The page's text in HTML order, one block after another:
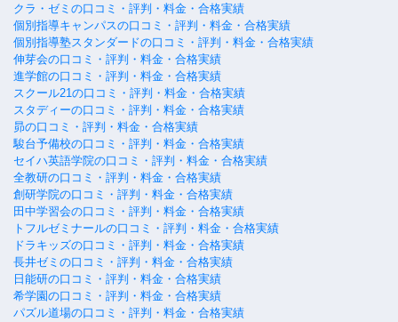
クラ・ゼミの口コミ・評判・料金・合格実績
個別指導キャンパスの口コミ・評判・料金・合格実績
個別指導塾スタンダードの口コミ・評判・料金・合格実績
伸芽会の口コミ・評判・料金・合格実績
進学館の口コミ・評判・料金・合格実績
スクール21の口コミ・評判・料金・合格実績
スタディーの口コミ・評判・料金・合格実績
昴の口コミ・評判・料金・合格実績
駿台予備校の口コミ・評判・料金・合格実績
セイハ英語学院の口コミ・評判・料金・合格実績
全教研の口コミ・評判・料金・合格実績
創研学院の口コミ・評判・料金・合格実績
田中学習会の口コミ・評判・料金・合格実績
トフルゼミナールの口コミ・評判・料金・合格実績
ドラキッズの口コミ・評判・料金・合格実績
長井ゼミの口コミ・評判・料金・合格実績
日能研の口コミ・評判・料金・合格実績
希学園の口コミ・評判・料金・合格実績
パズル道場の口コミ・評判・料金・合格実績